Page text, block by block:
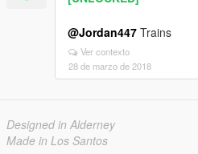
@Jordan447 Trains
Ver contexto
28 de marzo de 2018
Designed in Alderney
Made in Los Santos